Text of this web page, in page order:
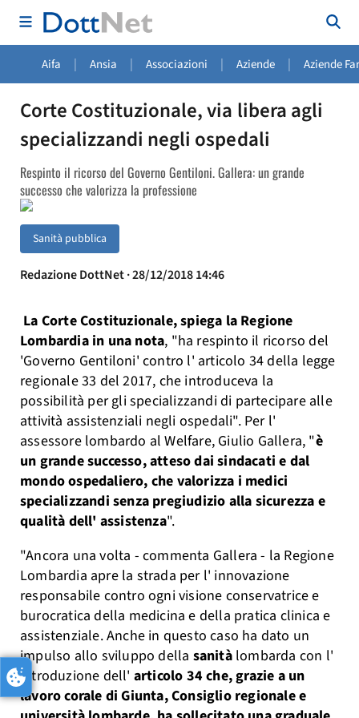
Aifa | Ansia | Associazioni | Aziende | Aziende
Corte Costituzionale, via libera agli
specializzandi negli ospedali
Respinto il ricorso del Governo Gentiloni. Gallera: un grande
successo che valorizza la professione
Sanità pubblica
Redazione DottNet · 28/12/2018 14:46
La Corte Costituzionale, spiega la Regione
Lombardia in una nota, "ha respinto il ricorso del
'Governo Gentiloni' contro l' articolo 34 della legge
regionale 33 del 2017, che introduceva la
possibilità per gli specializzandi di partecipare alle
attività assistenziali negli ospedali". Per l'
assessore lombardo al Welfare, Giulio Gallera, "è
un grande successo, atteso dai sindacati e dal
mondo ospedaliero, che valorizza i medici
specializzandi senza pregiudizio alla sicurezza e
qualità dell' assistenza".
"Ancora una volta - commenta Gallera - la Regione
Lombardia apre la strada per l' innovazione
responsabile contro ogni visione conservatrice e
burocratica della medicina e della pratica clinica e
assistenziale. Anche in questo caso ha dato un
impulso allo sviluppo della sanitàlombarda con l'
introduzione dell' articolo 34 che, grazie a un
lavoro corale di Giunta, Consiglio regionale e